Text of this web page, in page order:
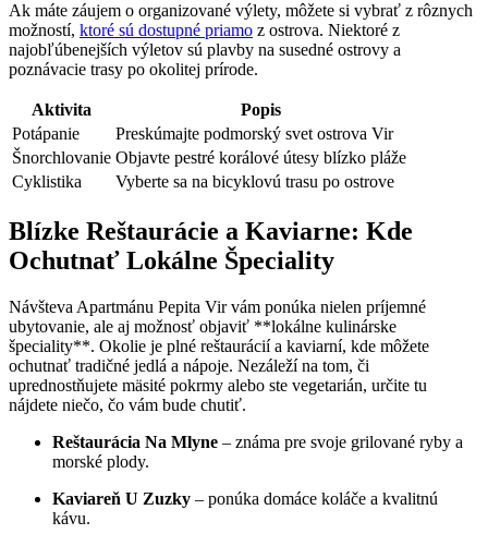
Ak máte záujem o organizované výlety, môžete si vybrať z rôznych
možností, ktoré sú dostupné priamo z ostrova. Niektoré z
najobľúbenejších výletov sú plavby na susedné ostrovy a
poznávacie trasy po okolitej prírode.
Aktivita
Popis
Potápanie
Preskúmajte podmorský svet ostrova Vir
Šnorchlovanie Objavte pestré korálové útesy blízko pláže
Cyklistika
Vyberte sa na bicyklovú trasu po ostrove
Blízke Reštaurácie a Kaviarne: Kde
Ochutnať Lokálne Špeciality
Návšteva Apartmánu Pepita Vir vám ponúka nielen príjemné
ubytovanie, ale aj možnosť objaviť **lokálne kulinárske
špeciality**. Okolie je plné reštaurácií a kaviarní, kde môžete
ochutnať tradičné jedlá a nápoje. Nezáleží na tom, či
uprednostňujete mäsité pokrmy alebo ste vegetarián, určite tu
nájdete niečo, čo vám bude chutiť.
Reštaurácia Na Mlyne – známa pre svoje grilované ryby a
morské plody.
Kaviareň U Zuzky – ponúka domáce koláče a kvalitnú
kávu.